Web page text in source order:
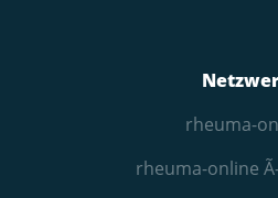
rheuma-
rheuma-online